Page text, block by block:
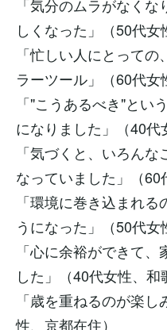
「気分のムラがなく
しくなった」（50代女
「忙しい人にとって
ラーツール」（60代女
「"こうあるべき"とい
になりました」（40代
「気づくと、いろん
なっていました」（60
「環境に巻き込まれ
うになった」（50代女
「心に余裕ができて
した」（40代女性、和
「歳を重ねるのが楽
性、京都在住）